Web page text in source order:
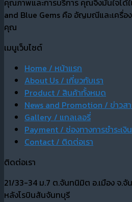
คุณภาพและการบริการ คุณจึงมั่นใจได้ใ
and Blue Gems คือ อัญมณีและเครื่
คุณ
เมนูเว็บไซต์
Home / หน้าแรก
About Us / เกี่ยวกับเรา
Product / สินค้าทั้งหมด
News and Promotion / ข่าวสา
Gallery / แกลเลอรี่
Payment / ช่องทางการชำระเงิน
Contact / ติดต่อเรา
ติดต่อเรา
21/33-34 ม.7 ต.จันทนิมิต อ.เมือง จ.
หลังโรบินสันจันทบุรี